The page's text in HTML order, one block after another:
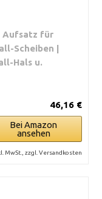
Aufsatz für
Scheiben |
Hals u.
46,16 €
Bei Amazon
ansehen
MwSt., zzgl. Versandkosten